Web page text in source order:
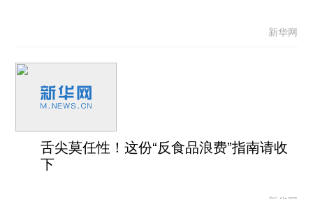
新华网
舌尖莫任性！这份“反食品浪费”指南请收
下